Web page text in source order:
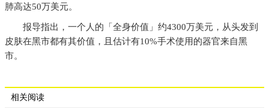
肺高达50万美元。
报导指出，一个人的「全身价值」约4300万美元，从头发到
皮肤在黑市都有其价值，且估计有10%手术使用的器官来自黑
市。
相关阅读